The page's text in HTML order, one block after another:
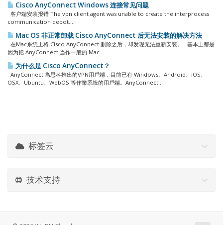
Cisco AnyConnect Windows 连接常见问题
客户端安装报错 The vpn client agent was unable to create the interprocess
communication depot....
Mac OS 非正常卸载 Cisco AnyConnect 后无法安装的解决方法
在Mac系统上将 Cisco AnyConnect 删除之后，却发现无法重新安装。 基本上都是
因为把 AnyConnect 当作一般的 Mac...
为什么是 Cisco AnyConnect？
AnyConnect 為思科推出的VPN用戶端，目前已有 Windows、Android、iOS、
OSX、Ubuntu、WebOS 等作業系統的用戶端。AnyConnect...
标签云
技术支持